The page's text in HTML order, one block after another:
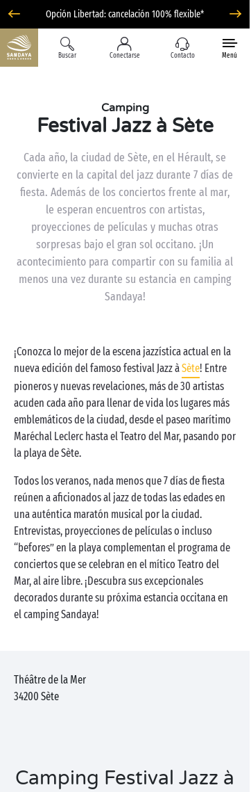
Opción Libertad: cancelación 100% flexible*
Buscar Conectarse Contacto Menú
Camping
Festival Jazz à Sète
Cada año, la ciudad de Sète, en el Hérault, se
convierte en la capital del jazz durante 7 días de
fiesta. Además de los conciertos frente al mar,
le esperan encuentros con artistas,
proyecciones de películas y muchas otras
sorpresas bajo el gran sol occitano. ¡Un
acontecimiento para compartir con su familia al
menos una vez durante su estancia en camping
Sandaya!
¡Conozca lo mejor de la escena jazzística actual en la
nueva edición del famoso festival Jazz àSète! Entre
pioneros y nuevas revelaciones, más de 30 artistas
acuden cada año para llenar de vida los lugares más
emblemáticos de la ciudad, desde el paseo marítimo
Maréchal Leclerc hasta el Teatro del Mar, pasando por
la playa de Sète.
Todos los veranos, nada menos que 7 días de fiesta
reúnen a aficionados al jazz de todas las edades en
una auténtica maratón musical por la ciudad.
Entrevistas, proyecciones de películas o incluso
“befores” en la playa complementan el programa de
conciertos que se celebran en el mítico Teatro del
Mar, al aire libre. ¡Descubra sus excepcionales
decorados durante su próxima estancia occitana en
el camping Sandaya!
Théâtre de la Mer
34200 Sète
Camping Festival Jazz à